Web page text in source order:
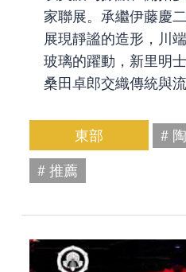
家聯展。承繼伊藤慶
展現靜謐的造形，川
玻璃的躍動，新里明
桑田卓郎交織傳統與
東部 #
# 推薦